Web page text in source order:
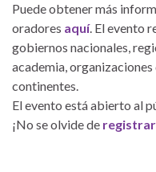
Puede obtener más
oradores aquí. El evento
gobiernos nacionales,
academia,
continentes.
El evento está abierto al
¡No se olvide de